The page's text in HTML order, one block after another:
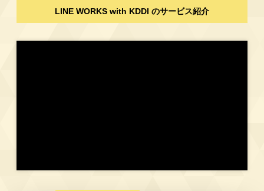
LINE WORKS with KDDI のサービス紹介